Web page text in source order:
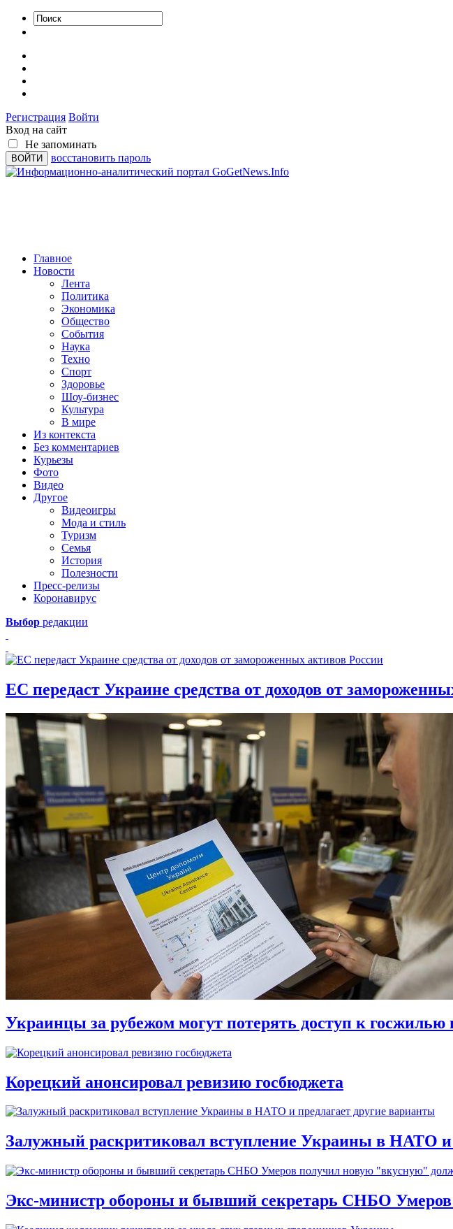
Регистрация Войти
Вход на сайт
Не запоминать
восстановить пароль
Главное
Новости
Лента
Политика
Экономика
Общество
События
Наука
Техно
Спорт
Здоровье
Шоу-бизнес
Культура
В мире
Из контекста
Без комментариев
Курьезы
Фото
Видео
Другое
Видеоигры
Мода и стиль
Туризм
Семья
История
Полезности
Пресс-релизы
Коронавирус
Выбор редакции
ЕС передаст Украине средства от доходов от
Украинцы за рубежом могут потерять доступ к
Корецкий анонсировал ревизию госбюджета
Залужный раскритиковал вступление Украины в НАТО и
Экс-министр обороны и бывший секретарь СНБО